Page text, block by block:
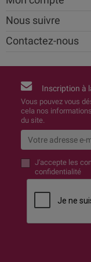
Nous suivre
Contactez-nous
Inscription à
Vous pouvez vous
cela nos
du site.
J'accepte les
confidentialité